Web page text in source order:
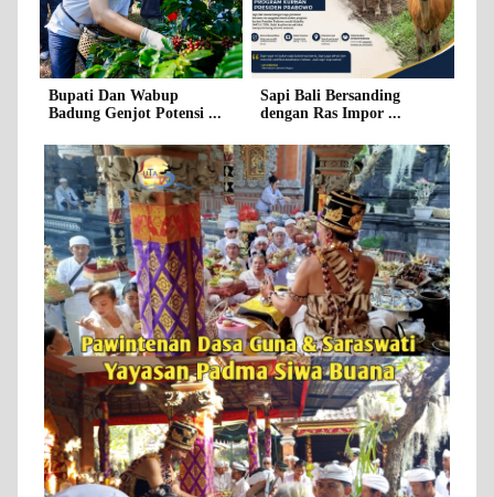
Bupati Dan Wabup
Badung Genjot Potensi ...
Sapi Bali Bersanding
dengan Ras Impor ...